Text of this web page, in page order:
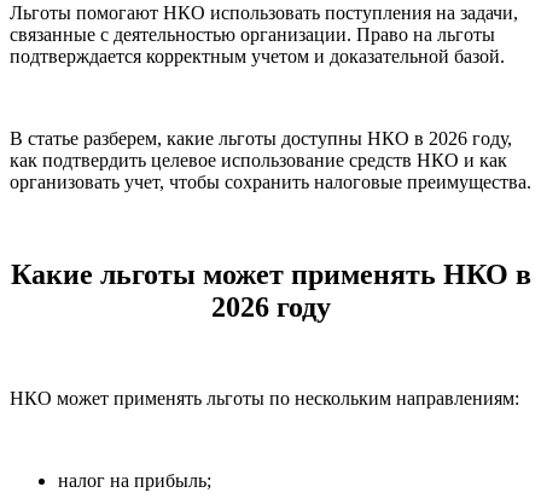
Льготы помогают НКО использовать поступления на задачи,
связанные с деятельностью организации. Право на льготы
подтверждается корректным учетом и доказательной базой.
В статье разберем, какие льготы доступны НКО в 2026 году,
как подтвердить целевое использование средств НКО и как
организовать учет, чтобы сохранить налоговые преимущества.
Какие льготы может применять НКО в
2026 году
НКО может применять льготы по нескольким направлениям:
налог на прибыль;